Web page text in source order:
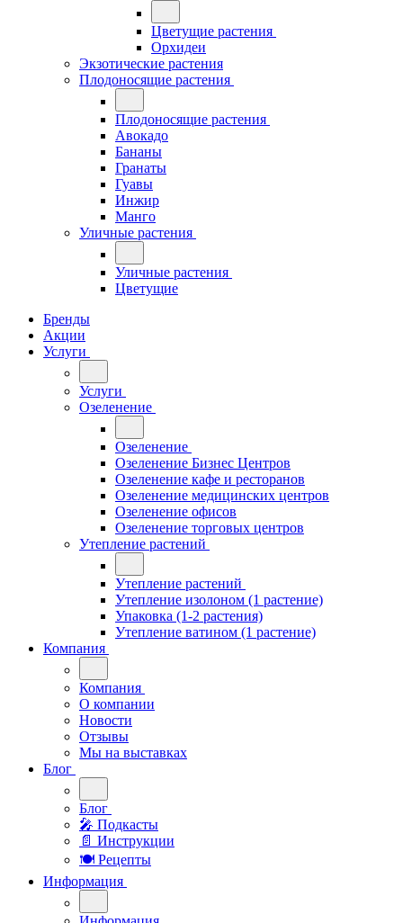
Цветущие растения
Орхидеи
Экзотические растения
Плодоносящие растения
Плодоносящие растения
Авокадо
Бананы
Гранаты
Гуавы
Инжир
Манго
Уличные растения
Уличные растения
Цветущие
Бренды
Акции
Услуги
Услуги
Озеленение
Озеленение
Озеленение Бизнес Центров
Озеленение кафе и ресторанов
Озеленение медицинских центров
Озеленение офисов
Озеленение торговых центров
Утепление растений
Утепление растений
Утепление изолоном (1 растение)
Упаковка (1-2 растения)
Утепление ватином (1 растение)
Компания
Компания
О компании
Новости
Отзывы
Мы на выставках
Блог
Блог
🎤︎︎ Подкасты
📄 Инструкции
🍽 Рецепты
Информация